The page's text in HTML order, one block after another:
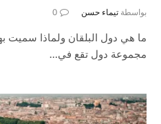
بواسطة تيماء حسن 0
ما هي دول البلقان ولماذا سميت
مجموعة دول تقع في…